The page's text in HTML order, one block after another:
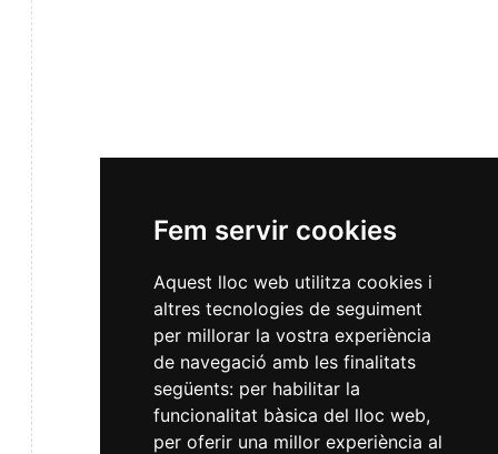
Fem servir cookies
Aquest lloc web utilitza cookies i
altres tecnologies de seguiment
per millorar la vostra experiència
de navegació amb les finalitats
següents: per habilitar la
funcionalitat bàsica del lloc web,
per oferir una millor experiència al